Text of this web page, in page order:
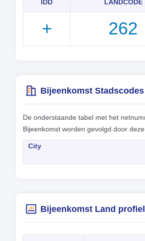
IDD LANDCODE
+ 262
Bijeenkomst Stadscodes
De onderstaande tabel met het
Bijeenkomst worden gevolgd door
City
Bijeenkomst Land profiel